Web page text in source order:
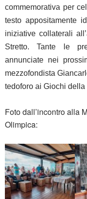
commemorativa per
testo appositamente
iniziative collaterali
Stretto. Tante le
annunciate nei
mezzofondista
tedoforo ai Giochi
Foto dall’incontro alla
Olimpica: